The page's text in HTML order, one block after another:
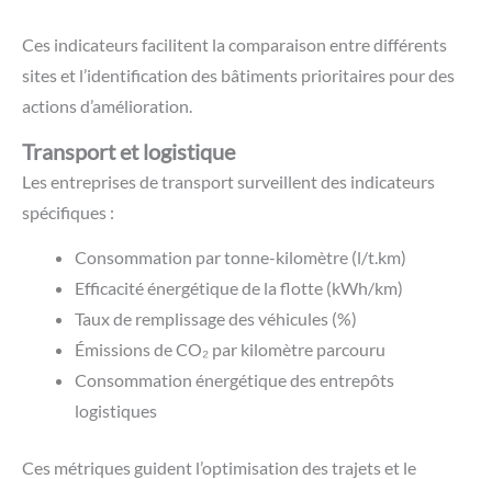
Ces indicateurs facilitent la comparaison entre différents
sites et l’identification des bâtiments prioritaires pour des
actions d’amélioration.
Transport et logistique
Les entreprises de transport surveillent des indicateurs
spécifiques :
Consommation par tonne-kilomètre (l/t.km)
Efficacité énergétique de la flotte (kWh/km)
Taux de remplissage des véhicules (%)
Émissions de CO₂ par kilomètre parcouru
Consommation énergétique des entrepôts
logistiques
Ces métriques guident l’optimisation des trajets et le